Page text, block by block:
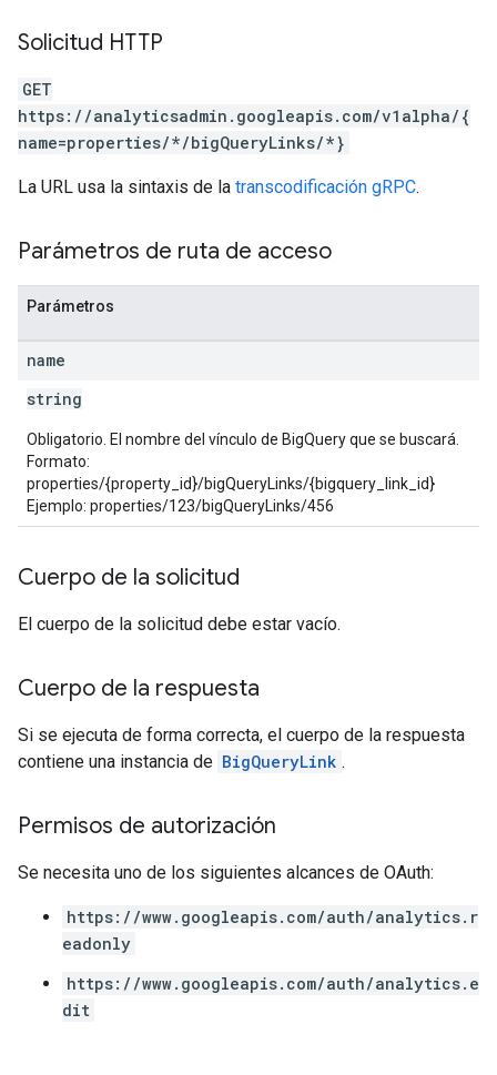
Solicitud HTTP
GET
https://analyticsadmin.googleapis.com/v1alpha/{
name=properties/*/bigQueryLinks/*}
La URL usa la sintaxis de la transcodificación gRPC.
Parámetros de ruta de acceso
Parámetros
name
string
Obligatorio. El nombre del vínculo de BigQuery que se buscará.
Formato:
properties/{property_id}/bigQueryLinks/{bigquery_link_id}
Ejemplo: properties/123/bigQueryLinks/456
Cuerpo de la solicitud
El cuerpo de la solicitud debe estar vacío.
Cuerpo de la respuesta
Si se ejecuta de forma correcta, el cuerpo de la respuesta
contiene una instancia de BigQueryLink .
Permisos de autorización
Se necesita uno de los siguientes alcances de OAuth:
https://www.googleapis.com/auth/analytics.r
eadonly
https://www.googleapis.com/auth/analytics.e
dit